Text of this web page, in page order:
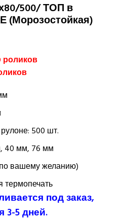
500/ ТОП в
роликов
500 шт.
40 мм, 76 мм
вашему желанию)
термопечать
под заказ,
3-5 дней.